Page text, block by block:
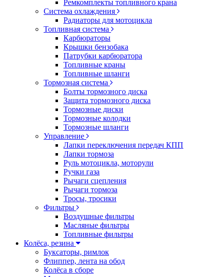
Ремкомплекты топливного крана
Система охлаждения
Радиаторы для мотоцикла
Топливная система
Карбюраторы
Крышки бензобака
Патрубки карбюратора
Топливные краны
Топливные шланги
Тормозная система
Болты тормозного диска
Защита тормозного диска
Тормозные диски
Тормозные колодки
Тормозные шланги
Управление
Лапки переключения передач КПП
Лапки тормоза
Руль мотоцикла, моторули
Ручки газа
Рычаги сцепления
Рычаги тормоза
Тросы, тросики
Фильтры
Воздушные фильтры
Масляные фильтры
Топливные фильтры
Колёса, резина
Буксаторы, римлок
Флиппер, лента на обод
Колёса в сборе